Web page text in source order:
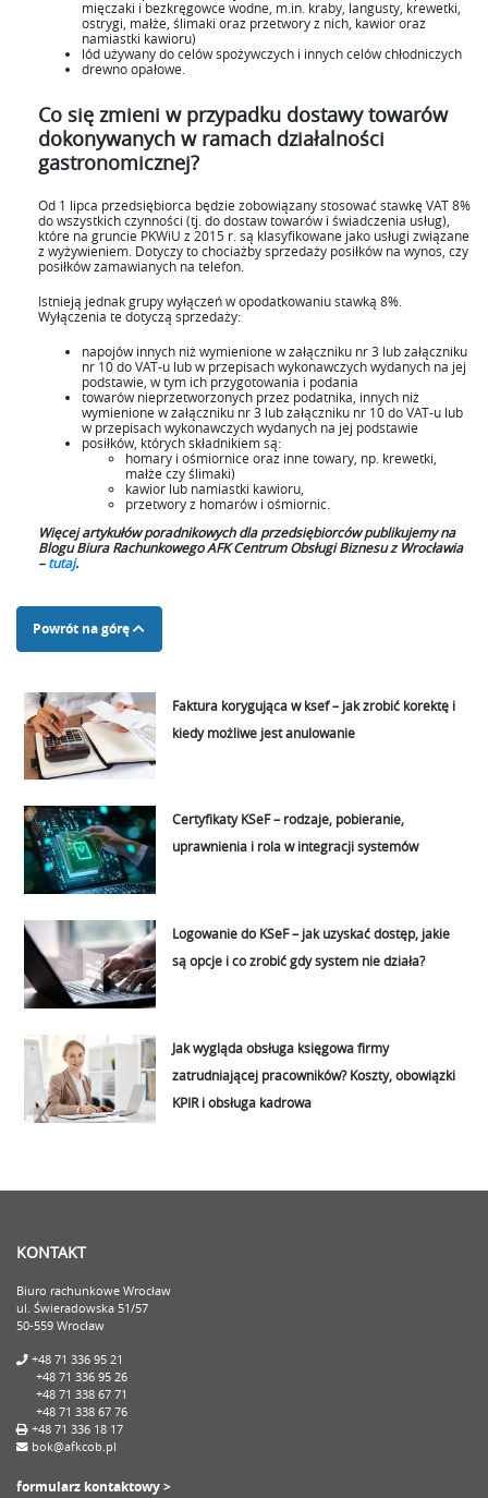
mięczaki i bezkręgowce wodne, m.in. kraby, langusty, krewetki,
ostrygi, małże, ślimaki oraz przetwory z nich, kawior oraz
namiastki kawioru)
lód używany do celów spożywczych i innych celów chłodniczych
drewno opałowe.
Co się zmieni w przypadku dostawy towarów
dokonywanych w ramach działalności
gastronomicznej?
Od 1 lipca przedsiębiorca będzie zobowiązany stosować stawkę VAT 8%
do wszystkich czynności (tj. do dostaw towarów i świadczenia usług),
które na gruncie PKWiU z 2015 r. są klasyfikowane jako usługi związane
z wyżywieniem. Dotyczy to chociażby sprzedaży posiłków na wynos, czy
posiłków zamawianych na telefon.
Istnieją jednak grupy wyłączeń w opodatkowaniu stawką 8%.
Wyłączenia te dotyczą sprzedaży:
napojów innych niż wymienione w załączniku nr 3 lub załączniku
nr 10 do VAT-u lub w przepisach wykonawczych wydanych na jej
podstawie, w tym ich przygotowania i podania
towarów nieprzetworzonych przez podatnika, innych niż
wymienione w załączniku nr 3 lub załączniku nr 10 do VAT-u lub
w przepisach wykonawczych wydanych na jej podstawie
posiłków, których składnikiem są:
homary i ośmiornice oraz inne towary, np. krewetki,
małże czy ślimaki)
kawior lub namiastki kawioru,
przetwory z homarów i ośmiornic.
Więcej artykułów poradnikowych dla przedsiębiorców publikujemy na
Blogu Biura Rachunkowego AFK Centrum Obsługi Biznesu z Wrocławia
–tutaj.
Powrót na górę
Faktura korygująca w ksef – jak zrobić korektę i
kiedy możliwe jest anulowanie
Certyfikaty KSeF – rodzaje, pobieranie,
uprawnienia i rola w integracji systemów
Logowanie do KSeF – jak uzyskać dostęp, jakie
są opcje i co zrobić gdy system nie działa?
Jak wygląda obsługa księgowa firmy
zatrudniającej pracowników? Koszty, obowiązki
KPIR i obsługa kadrowa
KONTAKT
Biuro rachunkowe Wrocław
ul. Świeradowska 51/57
50-559 Wrocław
+48 71 336 95 21
+48 71 336 95 26
+48 71 338 67 71
+48 71 338 67 76
+48 71 336 18 17
bok@afkcob.pl
formularz kontaktowy >